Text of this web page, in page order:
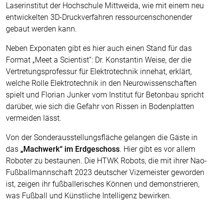
Laserinstitut der Hochschule Mittweida, wie mit einem neu
entwickelten 3D-Druckverfahren ressourcenschonender
gebaut werden kann.
Neben Exponaten gibt es hier auch einen Stand für das
Format „Meet a Scientist“: Dr. Konstantin Weise, der die
Vertretungsprofessur für Elektrotechnik innehat, erklärt,
welche Rolle Elektrotechnik in den Neurowissenschaften
spielt und Florian Junker vom Institut für Betonbau spricht
darüber, wie sich die Gefahr von Rissen in Bodenplatten
vermeiden lässt.
Von der Sonderausstellungsfläche gelangen die Gäste in
das „Machwerk“ im Erdgeschoss. Hier gibt es vor allem
Roboter zu bestaunen. Die HTWK Robots, die mit ihrer Nao-
Fußballmannschaft 2023 deutscher Vizemeister geworden
ist, zeigen ihr fußballerisches Können und demonstrieren,
was Fußball und Künstliche Intelligenz bewirken.